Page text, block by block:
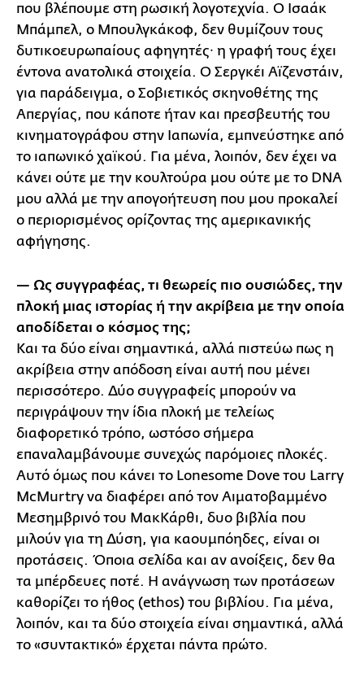
που βλέπουμε στη ρωσική λογοτεχνία. Ο Ισαάκ
Μπάμπελ, ο Μπουλγκάκοφ, δεν θυμίζουν τους
δυτικοευρωπαίους αφηγητές· η γραφή τους έχει
έντονα ανατολικά στοιχεία. Ο Σεργκέι Αϊζενστάιν,
για παράδειγμα, ο Σοβιετικός σκηνοθέτης της
Απεργίας, που κάποτε ήταν και πρεσβευτής του
κινηματογράφου στην Ιαπωνία, εμπνεύστηκε από
το ιαπωνικό χαϊκού. Για μένα, λοιπόν, δεν έχει να
κάνει ούτε με την κουλτούρα μου ούτε με το DNA
μου αλλά με την απογοήτευση που μου προκαλεί
ο περιορισμένος ορίζοντας της αμερικανικής
αφήγησης.
— Ως συγγραφέας, τι θεωρείς πιο ουσιώδες, την
πλοκή μιας ιστορίας ή την ακρίβεια με την οποία
αποδίδεται ο κόσμος της;
Και τα δύο είναι σημαντικά, αλλά πιστεύω πως η
ακρίβεια στην απόδοση είναι αυτή που μένει
περισσότερο. Δύο συγγραφείς μπορούν να
περιγράψουν την ίδια πλοκή με τελείως
διαφορετικό τρόπο, ωστόσο σήμερα
επαναλαμβάνουμε συνεχώς παρόμοιες πλοκές.
Αυτό όμως που κάνει το Lonesome Dove του Larry
McMurtry να διαφέρει από τον Αιματοβαμμένο
Μεσημβρινό του ΜακΚάρθι, δυο βιβλία που
μιλούν για τη Δύση, για καουμπόηδες, είναι οι
προτάσεις. Όποια σελίδα και αν ανοίξεις, δεν θα
τα μπέρδευες ποτέ. Η ανάγνωση των προτάσεων
καθορίζει το ήθος (ethos) του βιβλίου. Για μένα,
λοιπόν, και τα δύο στοιχεία είναι σημαντικά, αλλά
το «συντακτικό» έρχεται πάντα πρώτο.